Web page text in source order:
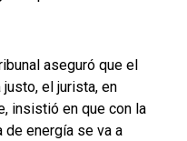
aseguró que el
el jurista, en
insistió en que con la
de energía se va a